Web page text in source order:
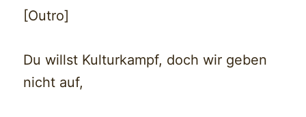
[Outro]
Du willst Kulturkampf, doch wir geben
nicht auf,